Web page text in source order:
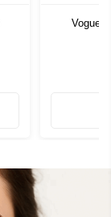
Vogue